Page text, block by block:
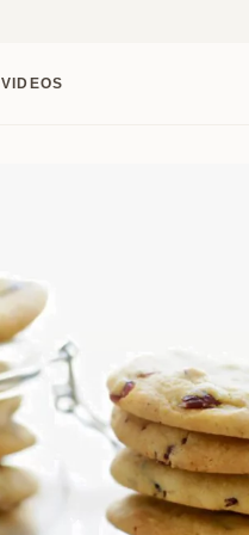
VIDEOS